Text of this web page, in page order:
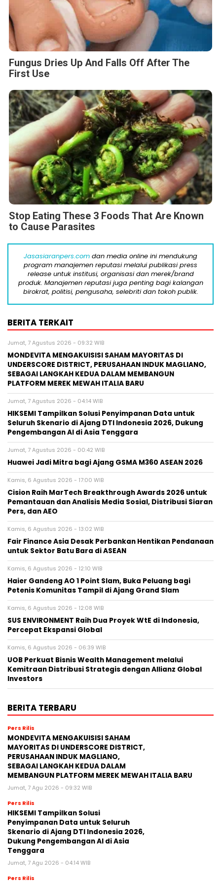
Fungus Dries Up And Falls Off After The
First Use
Stop Eating These 3 Foods That Are Known
to Cause Parasites
Jasasiaranpers.com dan media online ini mendukung
program manajemen reputasi melalui publikasi press
release untuk institusi, organisasi dan merek/brand
produk. Manajemen reputasi juga penting bagi kalangan
birokrat, politisi, pengusaha, selebriti dan tokoh publik.
BERITA TERKAIT
Jumat, 7 Agustus 2026 - 09:32 WIB
MONDEVITA MENGAKUISISI SAHAM MAYORITAS DI
UNDERSCORE DISTRICT, PERUSAHAAN INDUK MAGLIANO,
SEBAGAI LANGKAH KEDUA DALAM MEMBANGUN
PLATFORM MEREK MEWAH ITALIA BARU
Jumat, 7 Agustus 2026 - 04:14 WIB
HIKSEMI Tampilkan Solusi Penyimpanan Data untuk
Seluruh Skenario di Ajang DTI Indonesia 2026, Dukung
Pengembangan AI di Asia Tenggara
Jumat, 7 Agustus 2026 - 00:42 WIB
Huawei Jadi Mitra bagi Ajang GSMA M360 ASEAN 2026
Kamis, 6 Agustus 2026 - 17:00 WIB
Cision Raih MarTech Breakthrough Awards 2026 untuk
Pemantauan dan Analisis Media Sosial, Distribusi Siaran
Pers, dan AEO
Kamis, 6 Agustus 2026 - 13:02 WIB
Fair Finance Asia Desak Perbankan Hentikan Pendanaan
untuk Sektor Batu Bara di ASEAN
Kamis, 6 Agustus 2026 - 12:10 WIB
Haier Gandeng AO 1 Point Slam, Buka Peluang bagi
Petenis Komunitas Tampil di Ajang Grand Slam
Kamis, 6 Agustus 2026 - 12:08 WIB
SUS ENVIRONMENT Raih Dua Proyek WtE di Indonesia,
Percepat Ekspansi Global
Kamis, 6 Agustus 2026 - 06:39 WIB
UOB Perkuat Bisnis Wealth Management melalui
Kemitraan Distribusi Strategis dengan Allianz Global
Investors
BERITA TERBARU
Pers Rilis
MONDEVITA MENGAKUISISI SAHAM
MAYORITAS DI UNDERSCORE DISTRICT,
PERUSAHAAN INDUK MAGLIANO,
SEBAGAI LANGKAH KEDUA DALAM
MEMBANGUN PLATFORM MEREK MEWAH ITALIA BARU
Jumat, 7 Agu 2026 - 09:32 WIB
Pers Rilis
HIKSEMI Tampilkan Solusi
Penyimpanan Data untuk Seluruh
Skenario di Ajang DTI Indonesia 2026,
Dukung Pengembangan AI di Asia
Tenggara
Jumat, 7 Agu 2026 - 04:14 WIB
Pers Rilis